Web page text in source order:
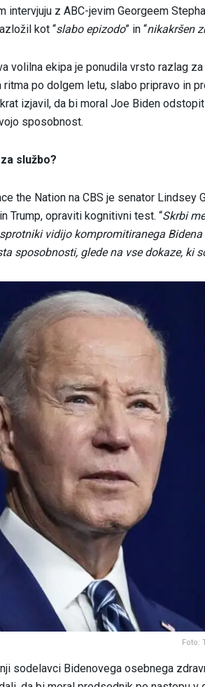
intervjuju z ABC-jevim Georgeem
kot “slabo epizodo” in “nikakršen
volilna ekipa je ponudila vrsto razlag
po dolgem letu, slabo pripravo in
izjavil, da bi moral Joe Biden
sposobnost.
službo?
the Nation na CBS je senator
Trump, opraviti kognitivni test. “Skrbi
vidijo kompromitiranega
sposobnosti, glede na vse dokaze, ki
Foto:
sodelavci Bidenovega osebnega